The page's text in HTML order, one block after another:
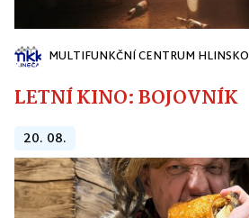
MULTIFUNKČNÍ CENTRUM HLINSKO
LETNÍ KINO: BOJOVNÍK
20. 08.